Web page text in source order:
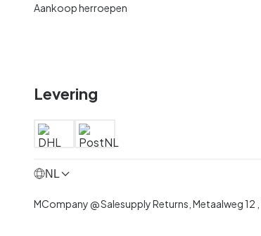
Aankoop herroepen
Levering
NL
MCompany @ Salesupply Returns, Metaalweg 12